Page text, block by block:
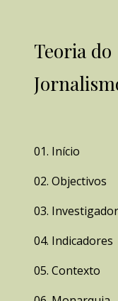
Teoria do
01. Início
02. Objectivos
03.
04. Indicadores
05. Contexto